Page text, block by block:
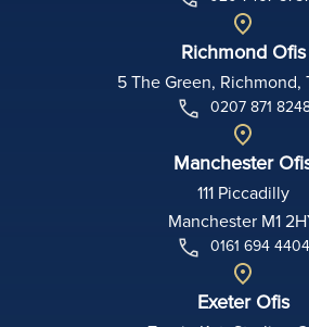
Richmond Ofis
5 The Green, Richmond,
0207 871
Manchester
111 Piccadilly
Manchester M1
0161 694 4404
Exeter Ofis